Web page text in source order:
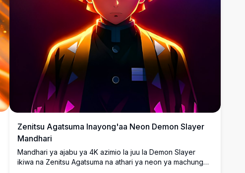
Zenitsu Agatsuma Inayong'aa Neon Demon Slayer
Mandhari
Mandhari ya ajabu ya 4K azimio la juu la Demon Slayer
ikiwa na Zenitsu Agatsuma na athari ya neon ya machungwa